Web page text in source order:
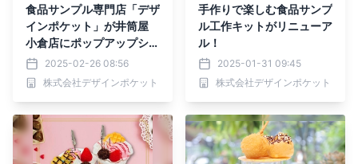
食品サンプル専門店「デザ
インポケット」が井筒屋
小倉店にポップアップショ
ップで登場！ リアルすぎ
る食品サンプル雑貨＆制作
体験を楽しめる特別催事を
2025-02-26 08:56
株式会社デザインポケット
手作りで楽しむ食品サンプ
ル工作キットがリニューア
ル！
2025-01-31 09:45
株式会社デザインポケット